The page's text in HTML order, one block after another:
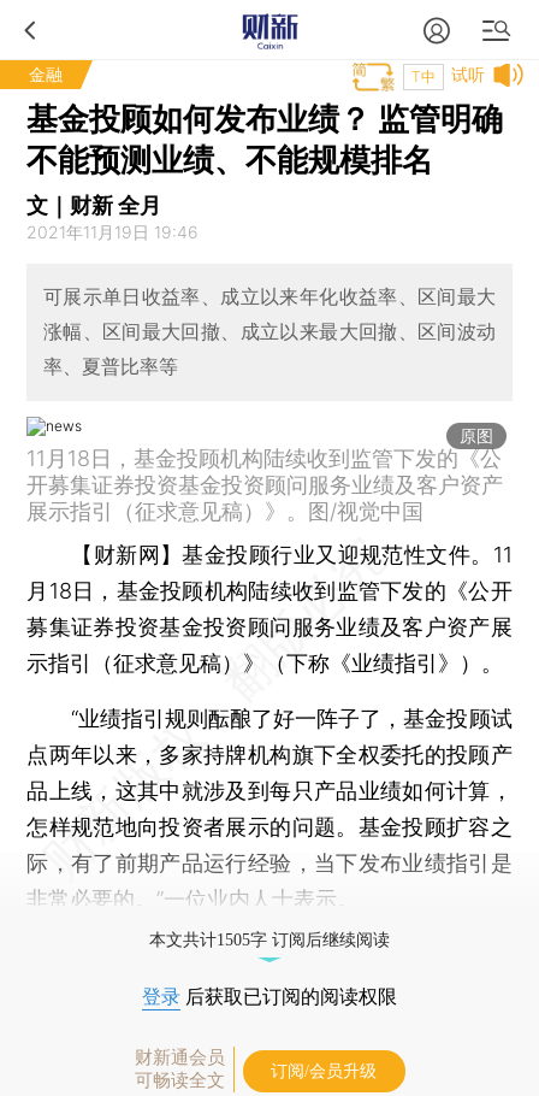
金融 试听
T中
基金投顾如何发布业绩？ 监管明确
不能预测业绩、不能规模排名
文｜财新 全月
2021年11月19日 19:46
可展示单日收益率、成立以来年化收益率、区间最大
涨幅、区间最大回撤、成立以来最大回撤、区间波动
率、夏普比率等
原图
11月18日，基金投顾机构陆续收到监管下发的《公
开募集证券投资基金投资顾问服务业绩及客户资产
展示指引（征求意见稿）》。图/视觉中国
【财新网】基金投顾行业又迎规范性文件。11
月18日，基金投顾机构陆续收到监管下发的《公开
募集证券投资基金投资顾问服务业绩及客户资产展
示指引（征求意见稿）》（下称《业绩指引》）。
“业绩指引规则酝酿了好一阵子了，基金投顾试
点两年以来，多家持牌机构旗下全权委托的投顾产
品上线，这其中就涉及到每只产品业绩如何计算，
怎样规范地向投资者展示的问题。基金投顾扩容之
际，有了前期产品运行经验，当下发布业绩指引是
非常必要的。”一位业内人士表示。
本文共计1505字 订阅后继续阅读
登录 后获取已订阅的阅读权限
财新通会员
可畅读全文
订阅/会员升级